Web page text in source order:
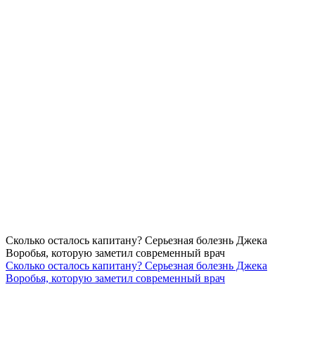
Сколько осталось капитану? Серьезная болезнь Джека
Воробья, которую заметил современный врач
Сколько осталось капитану? Серьезная болезнь Джека
Воробья, которую заметил современный врач